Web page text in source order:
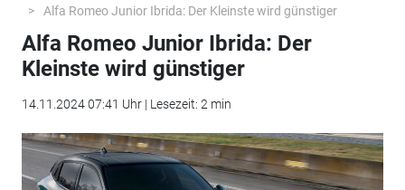
Alfa Romeo Junior Ibrida: Der Kleinste wird günstiger
Alfa Romeo Junior Ibrida: Der
Kleinste wird günstiger
14.11.2024 07:41 Uhr | Lesezeit: 2 min